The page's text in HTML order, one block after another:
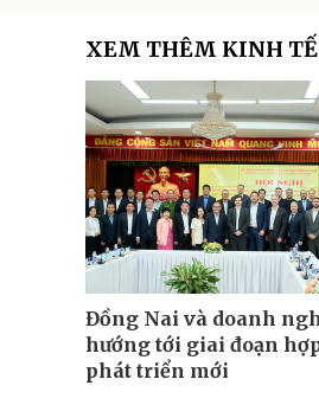
XEM THÊM KINH
Đồng Nai và doanh
hướng tới giai đoạn
phát triển mới